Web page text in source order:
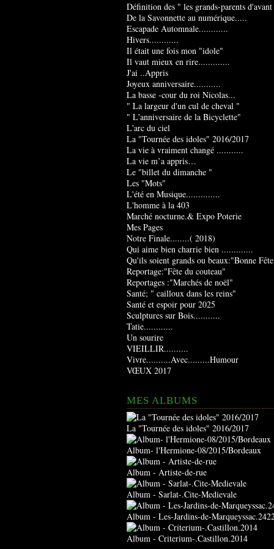
Définition des " les grands-parents
De la Savonnette au numérique.....
Escapade Automnale............
Hivers............
Il était une fois mon "idole"
Il vaut mieux en rire.............
J'ai ..Appris
Joyeux anniversaire...........
La basse -cour du roi Nicolas...
" La largeur d'un cul de cheval "
" L'anniversaire de la Bicyclette"
L'arc du ciel
La "Tournée des idoles" 2016/2017
La vie à vraiment changé ...........
La vie m’a appris…
Le "billet du dimanche "
Les "Mots"
L'été en Musique..............
L'homme à la 403
Marché nocturne.& Expo Poterie
Mes Pages
Notre Finale........( 2018)
Qui aime bien charrie bien .............
Qu'ils soient grands ou beaux:"Bonne
Reportage:"Fête du couteau"
Reportages :"Marchés de noël"
Santé; " cailloux dans les reins"
Santé et espoir pour 2025
Sculptures sur Bois...........
Tatie............
Un sourire
VIEILLIR..........
Vivre..........Avec.........Humour
VŒUX 2017
MES ALBUMS
La "Tournée des idoles" 2016/2017
Album- l'Hermione-08/2015/Bordeaux
Album - Artiste-de-rue
Album - Sarlat-.Cite-Medievale
Album - Les-Jardins-de-
Album - Criterium-.Castillon.2014